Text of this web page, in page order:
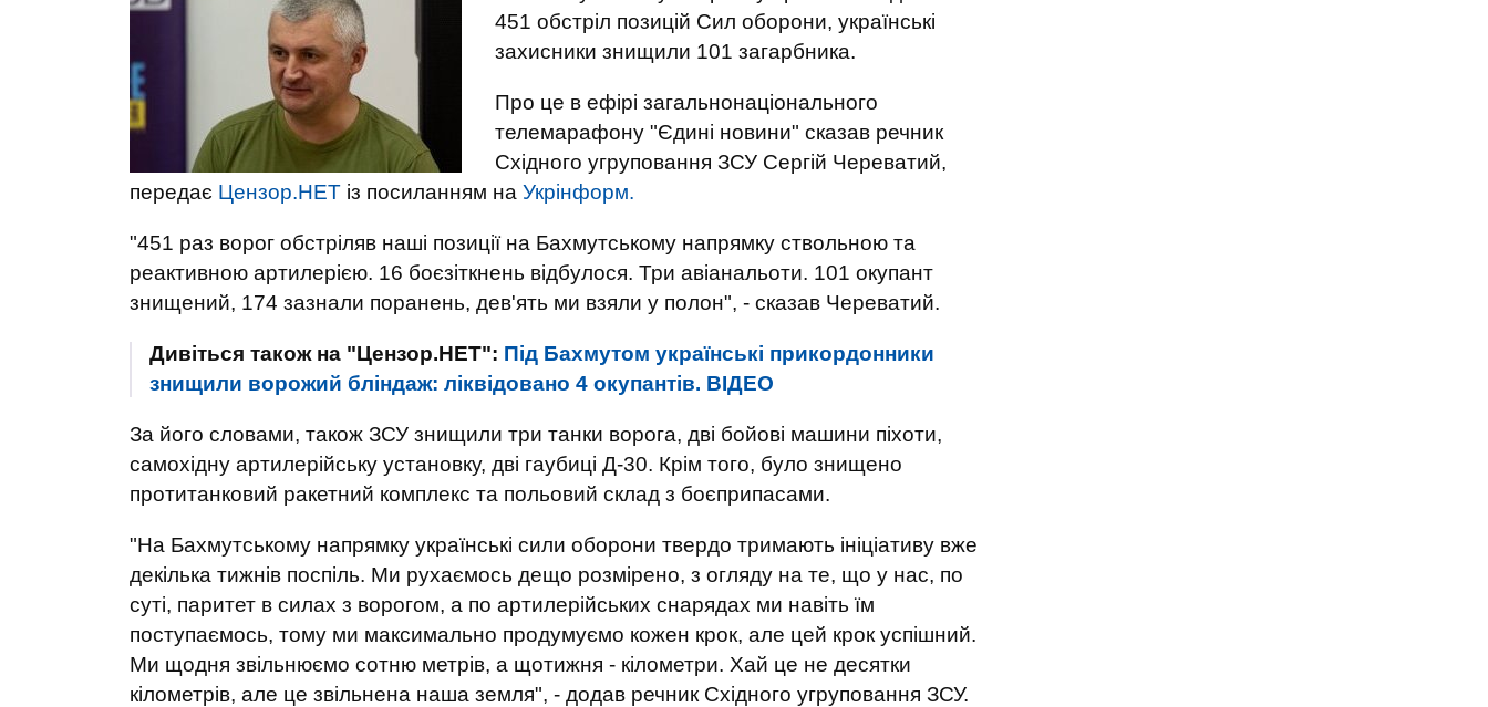
451 обстріл позицій Сил оборони, українські
захисники знищили 101 загарбника.
Про це в ефірі загальнонаціонального
телемарафону "Єдині новини" сказав речник
Східного угруповання ЗСУ Сергій Череватий,
передає Цензор.НЕТ із посиланням на Укрінформ.
"451 раз ворог обстріляв наші позиції на Бахмутському напрямку ствольною та
реактивною артилерією. 16 боєзіткнень відбулося. Три авіанальоти. 101 окупант
знищений, 174 зазнали поранень, дев'ять ми взяли у полон", - сказав Череватий.
Дивіться також на "Цензор.НЕТ": Під Бахмутом українські прикордонники
знищили ворожий бліндаж: ліквідовано 4 окупантів. ВIДЕО
За його словами, також ЗСУ знищили три танки ворога, дві бойові машини піхоти,
самохідну артилерійську установку, дві гаубиці Д-30. Крім того, було знищено
протитанковий ракетний комплекс та польовий склад з боєприпасами.
"На Бахмутському напрямку українські сили оборони твердо тримають ініціативу вже
декілька тижнів поспіль. Ми рухаємось дещо розмірено, з огляду на те, що у нас, по
суті, паритет в силах з ворогом, а по артилерійських снарядах ми навіть їм
поступаємось, тому ми максимально продумуємо кожен крок, але цей крок успішний.
Ми щодня звільнюємо сотню метрів, а щотижня - кілометри. Хай це не десятки
кілометрів, але це звільнена наша земля", - додав речник Східного угруповання ЗСУ.